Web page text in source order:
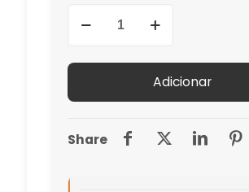
Quantidade
Torrié
Moído
Adicionar
Share